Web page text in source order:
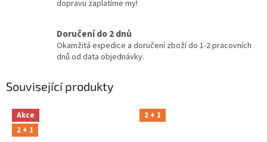
dopravu zaplatíme my!
Doručení do 2 dnů
Okamžitá expedice a doručení zboží do 1-2 pracovních
dnů od data objednávky.
Související produkty
Akce
2 + 1
2 + 1